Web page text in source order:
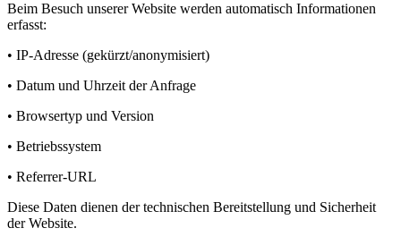
Beim Besuch unserer Website werden automatisch Informationen
erfasst:
• IP-Adresse (gekürzt/anonymisiert)
• Datum und Uhrzeit der Anfrage
• Browsertyp und Version
• Betriebssystem
• Referrer-URL
Diese Daten dienen der technischen Bereitstellung und Sicherheit
der Website.